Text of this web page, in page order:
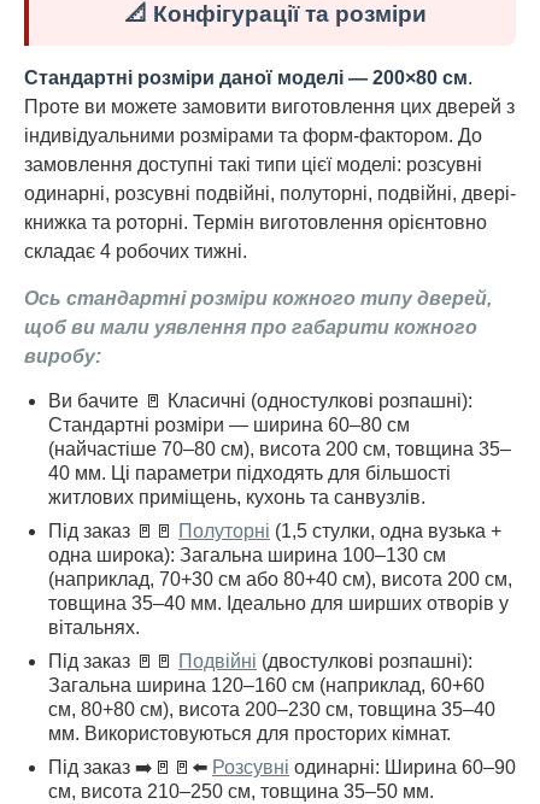
📐 Конфігурації та розміри
Стандартні розміри даної моделі — 200×80 см.
Проте ви можете замовити виготовлення цих дверей з
індивідуальними розмірами та форм-фактором. До
замовлення доступні такі типи цієї моделі: розсувні
одинарні, розсувні подвійні, полуторні, подвійні, двері-
книжка та роторні. Термін виготовлення орієнтовно
складає 4 робочих тижні.
Ось стандартні розміри кожного типу дверей,
щоб ви мали уявлення про габарити кожного
виробу:
Ви бачите 🚪 Класичні (одностулкові розпашні):
Стандартні розміри — ширина 60–80 см
(найчастіше 70–80 см), висота 200 см, товщина 35–
40 мм. Ці параметри підходять для більшості
житлових приміщень, кухонь та санвузлів.
Під заказ 🚪🚪 Полуторні (1,5 стулки, одна вузька +
одна широка): Загальна ширина 100–130 см
(наприклад, 70+30 см або 80+40 см), висота 200 см,
товщина 35–40 мм. Ідеально для ширших отворів у
вітальнях.
Під заказ 🚪🚪 Подвійні (двостулкові розпашні):
Загальна ширина 120–160 см (наприклад, 60+60
см, 80+80 см), висота 200–230 см, товщина 35–40
мм. Використовуються для просторих кімнат.
Під заказ ➡️🚪🚪⬅️ Розсувні одинарні: Ширина 60–90
см, висота 210–250 см, товщина 35–50 мм.